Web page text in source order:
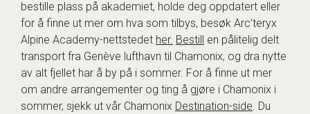
bestille plass på akademiet, holde deg oppdatert eller
for å finne ut mer om hva som tilbys, besøk Arc’teryx
Alpine Academy-nettstedet her. Bestill en pålitelig delt
transport fra Genève lufthavn til Chamonix, og dra nytte
av alt fjellet har å by på i sommer. For å finne ut mer
om andre arrangementer og ting å gjøre i Chamonix i
sommer, sjekk ut vår Chamonix Destination-side. Du